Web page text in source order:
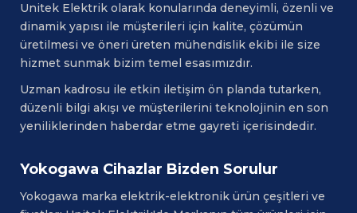
Unitek Elektrik olarak konularında deneyimli, özenli ve
dinamik yapısı ile müşterileri için kalite, çözümün
üretilmesi ve öneri üreten mühendislik ekibi ile size
hizmet sunmak bizim temel esasımızdır.
Uzman kadrosu ile etkin iletişim ön planda tutarken,
düzenli bilgi akışı ve müşterilerini teknolojinin en son
yeniliklerinden haberdar etme gayreti içerisindedir.
Yokogawa Cihazlar Bizden Sorulur
Yokogawa marka elektrik-elektronik ürün çeşitleri ve